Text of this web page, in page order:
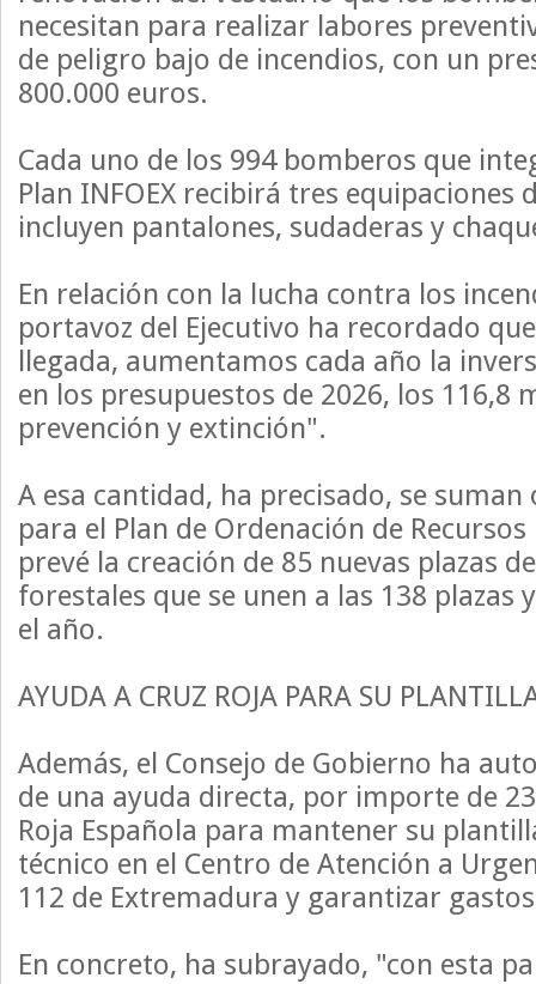
necesitan para realizar labores
de peligro bajo de incendios, con un
800.000 euros.
Cada uno de los 994 bomberos que
Plan INFOEX recibirá tres equipaciones
incluyen pantalones, sudaderas y
En relación con la lucha contra los
portavoz del Ejecutivo ha recordado
llegada, aumentamos cada año la
en los presupuestos de 2026, los 116,8
prevención y extinción".
A esa cantidad, ha precisado, se
para el Plan de Ordenación de
prevé la creación de 85 nuevas plazas
forestales que se unen a las 138 plazas
el año.
AYUDA A CRUZ ROJA PARA SU
Además, el Consejo de Gobierno ha
de una ayuda directa, por importe de
Roja Española para mantener su
técnico en el Centro de Atención a
112 de Extremadura y garantizar
En concreto, ha subrayado, "con esta